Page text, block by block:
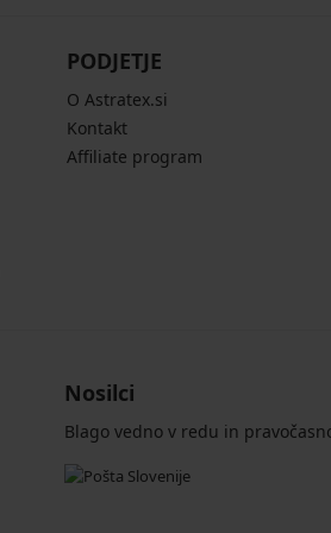
PODJETJE
O Astratex.si
Kontakt
Affiliate program
Nosilci
Blago vedno v redu in